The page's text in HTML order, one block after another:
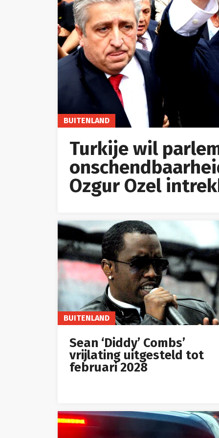
BUITENLAND
Turkije wil
Ozgur Ozel
BUITENLAND
Sean ‘Diddy’ Combs’
vrijlating uitgesteld tot
februari 2028